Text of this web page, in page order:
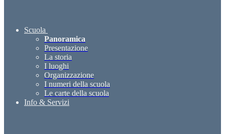
Scuola
Panoramica
Presentazione
La storia
I luoghi
Organizzazione
I numeri della scuola
Le carte della scuola
Info & Servizi